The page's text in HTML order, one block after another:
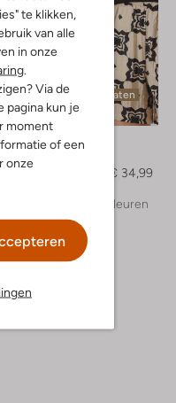
te klikken,
van alle
in onze
Via de
pagina kun je
moment
of een
onze
Laatste maten
-30%
Object
€ 34,99
+ meer kleuren